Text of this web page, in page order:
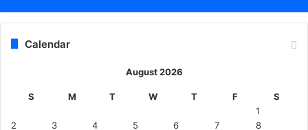
Calendar
August 2026
S M T W T F
S
1
2
3 4 5 6 7
8